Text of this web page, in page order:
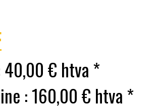
40,00 € htva *
: 160,00 € htva *